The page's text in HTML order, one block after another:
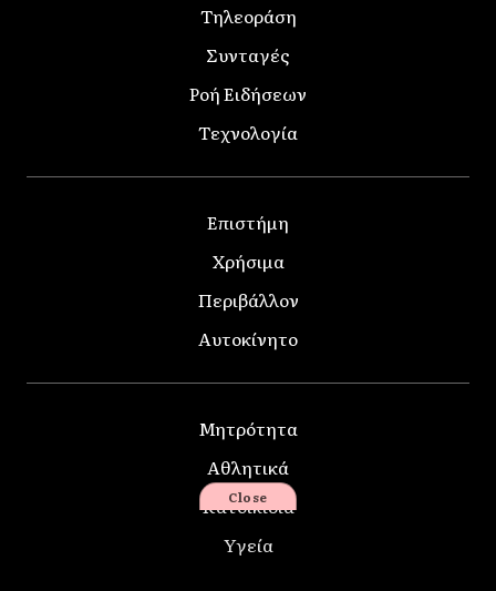
Τηλεοράση
Συνταγές
Ροή Ειδήσεων
Τεχνολογία
Επιστήμη
Χρήσιμα
Περιβάλλον
Αυτοκίνητο
Μητρότητα
Αθλητικά
Κατοικίδια
Υγεία
Close